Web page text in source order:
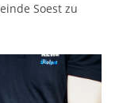
Soest zu